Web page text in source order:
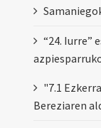
“24. Iurre”
"7.1
Bereziaren